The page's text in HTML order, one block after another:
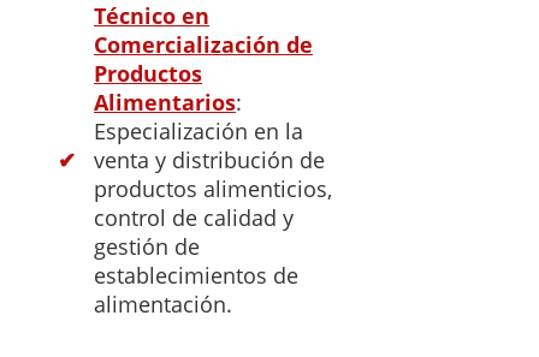
Técnico en
Comercialización de
Productos
Alimentarios:
Especialización en la
venta y distribución de
productos alimenticios,
control de calidad y
gestión de
establecimientos de
alimentación.